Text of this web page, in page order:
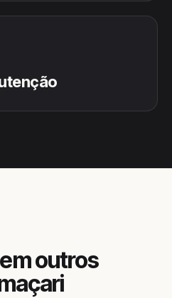
outros